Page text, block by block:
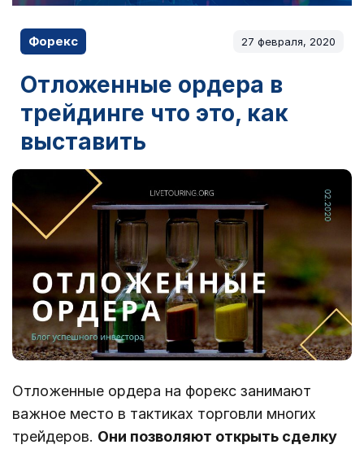
Форекс 27 февраля, 2020
Отложенные ордера в
трейдинге что это, как
выставить
Отложенные ордера на форекс занимают
важное место в тактиках торговли многих
трейдеров. Они позволяют открыть сделку